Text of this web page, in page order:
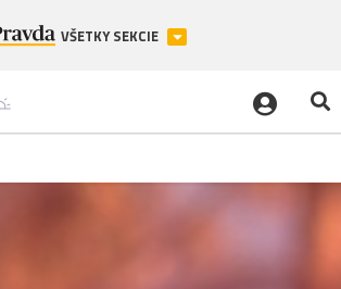
VŠETKY SEKCIE